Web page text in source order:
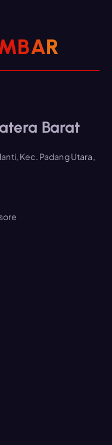
BAR
Barat
Kec. Padang Utara,